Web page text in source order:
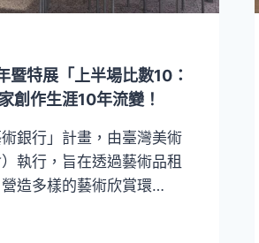
暨特展「上半場比數10：
創作生涯10年流變！
銀行」計畫，由臺灣美術
執行，旨在透過藝術品租
造多樣的藝術欣賞環…